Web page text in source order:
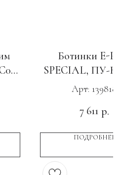
Ботинки E-
SPECIAL, ПУ-
с КС светло-
Арт: 139818
7 611 р.
ПОДРОБНЕЕ